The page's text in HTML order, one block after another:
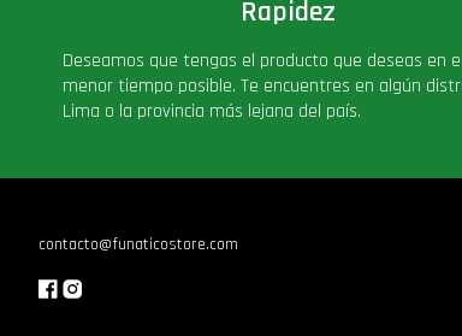
Rapidez
Deseamos que tengas el producto que deseas en el
menor tiempo posible. Te encuentres en algún
Lima o la provincia más lejana del país.
contacto@funaticostore.com